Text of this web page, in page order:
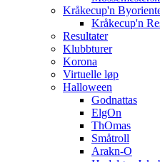
Kråkecup'n
Kråkecup'n
Resultater
Klubbturer
Korona
Virtuelle løp
Halloween
Godnattas
ElgOn
ThOmas
Småtroll
Arakn-O